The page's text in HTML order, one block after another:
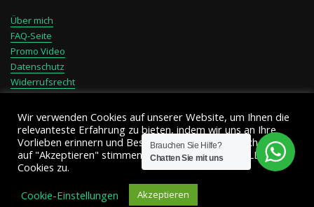
Über mich
FAQ-Seite
Promo Video
Datenschutz
Widerrufsrecht
Versandkosten
Impressum
Wir verwenden Cookies auf unserer Website, um Ihnen die
relevanteste Erfahrung zu bieten, indem wir uns an Ihre
Vorlieben erinnern und Besuche wiederholen. Durch Klicken
auf "Akzeptieren" stimmen Sie der Verwendung ALLER
Cookies zu.
Cookie-Einstellungen
Akzeptieren
Brauchen Sie Hilfe?
Chatten Sie mit uns